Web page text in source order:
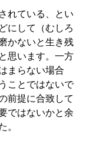
れている、とい
にして（むしろ
かないと生き残
思います。一方
まらない場合
ことではないで
前提に合致して
ではないかと余
。